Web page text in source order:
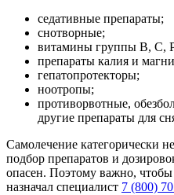
седативные препараты;
снотворные;
витамины группы В, С,
препараты калия и
гепатопротекторы;
ноотропы;
противорвотные,
другие препараты для
Самолечение категорически
подбор препаратов и
опасен. Поэтому важно,
назначал специалист 7 (800)